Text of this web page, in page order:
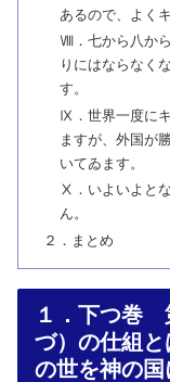
あるので、よく
Ⅷ．七から八か
りにはならなく
す。
Ⅸ．世界一度に
ますが、外国が
いてゐます。
Ⅹ．いよいよと
ん。
２．まとめ
１．下つ巻
づ）の仕組
の世を神の国